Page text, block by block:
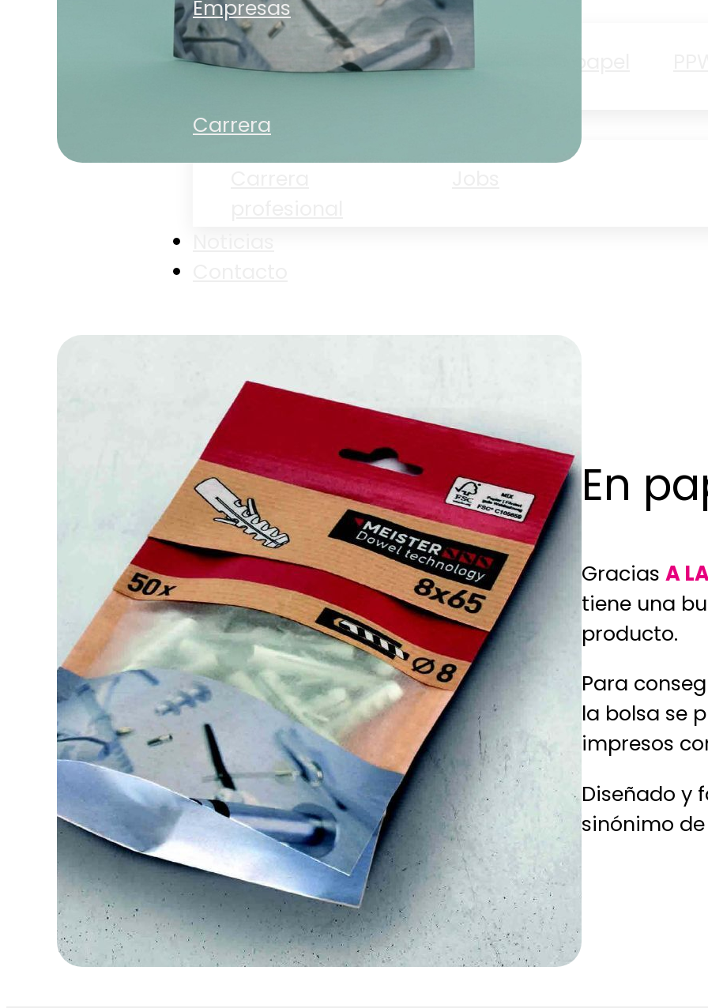
Empresas
Empresas
Amante del papel
Carrera
En
Gracias A
tiene una
producto.
Para
la bolsa se
impresos
Diseñado y
sinónimo